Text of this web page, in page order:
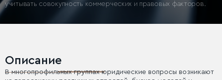
учитывать совокупность коммерческих и правовых факторов.
Описание
В многопрофильных группах юридические вопросы возникают